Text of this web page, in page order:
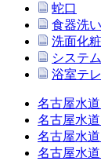
蛇口
食器洗
洗面化
システ
浴室テ
名古屋水道
名古屋水道
名古屋水道
名古屋水